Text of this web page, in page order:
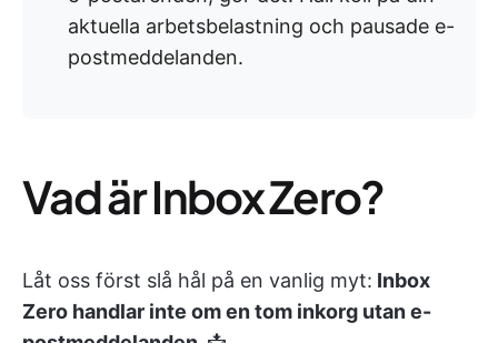
aktuella arbetsbelastning och pausade e-
postmeddelanden.
Vad är Inbox Zero?
Låt oss först slå hål på en vanlig myt: Inbox
Zero handlar inte om en tom inkorg utan e-